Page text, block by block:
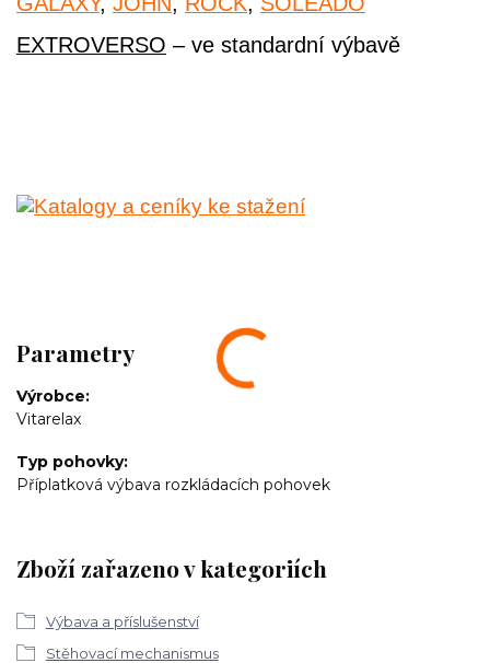
EXTROVERSO – ve standardní výbavě
Parametry
Výrobce
Vitarelax
Typ pohovky
Příplatková výbava rozkládacích pohovek
Zboží zařazeno v kategoriích
Výbava a příslušenství
Stěhovací mechanismus